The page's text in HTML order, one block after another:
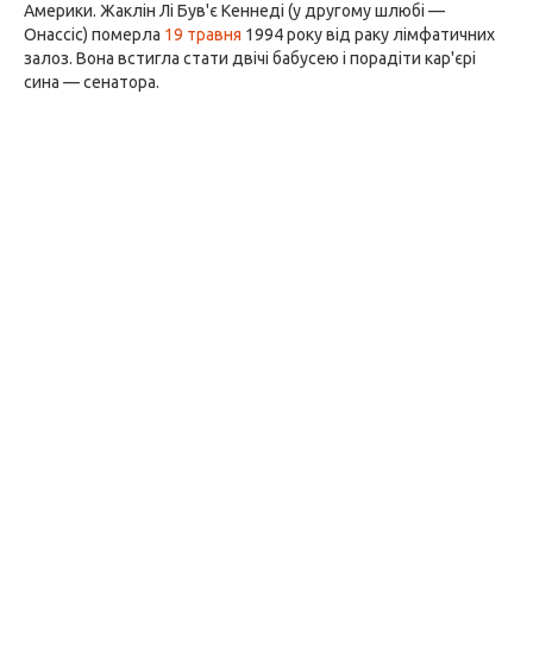
Америки. Жаклін Лі Був'є Кеннеді (у другому шлюбі —
Онассіс) померла 19 травня 1994 року від раку лімфатичних
залоз. Вона встигла стати двічі бабусею і порадіти кар'єрі
сина — сенатора.